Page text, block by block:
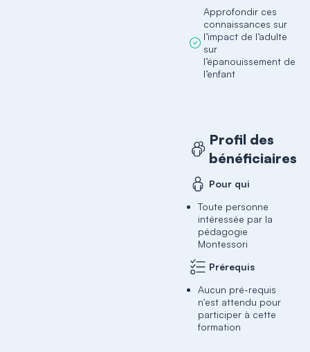
Approfondir ces
connaissances sur
l’impact de l’adulte
sur
l’épanouissement de
l’enfant
Profil des
bénéficiaires
Pour qui
Toute personne
intéressée par la
pédagogie
Montessori
Prérequis
Aucun pré-requis
n'est attendu pour
participer à cette
formation